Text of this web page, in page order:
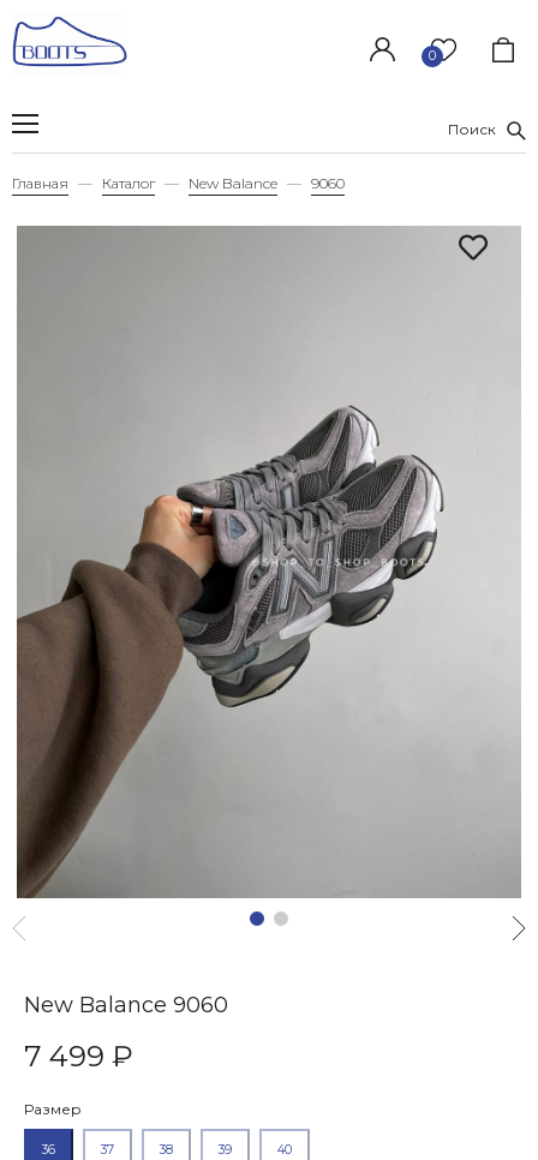
0
Поиск
Главная Каталог New Balance 9060
New Balance 9060
7 499 ₽
Размер
36 37 38 39 40